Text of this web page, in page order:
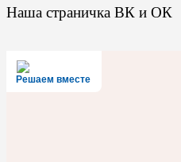
Наша страничка ВК и ОК
Решаем вместе